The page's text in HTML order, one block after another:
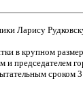
Ларису
в крупном
и председателем